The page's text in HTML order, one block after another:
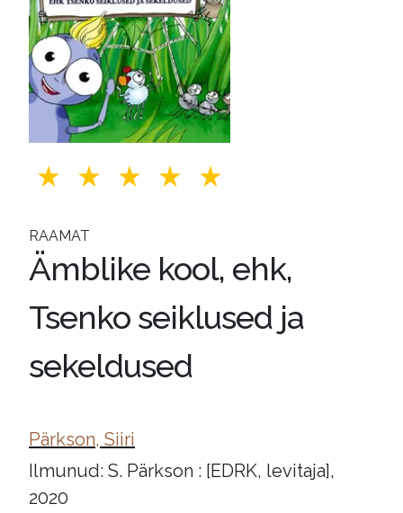
RAAMAT
Ämblike kool, ehk,
Tsenko seiklused ja
sekeldused
Pärkson, Siiri
Ilmunud: S. Pärkson : [EDRK, levitaja],
2020